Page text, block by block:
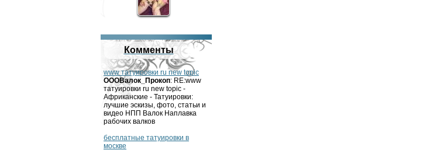
Комменты
www татуировки ru new topic
OOOВалок_Прокоп: RE:www
татуировки ru new topic -
Африканские - Татуировки:
лучшие эскизы, фото, статьи и
видео НПП Валок Наплавка
рабочих валков
бесплатные татуировки в
москве